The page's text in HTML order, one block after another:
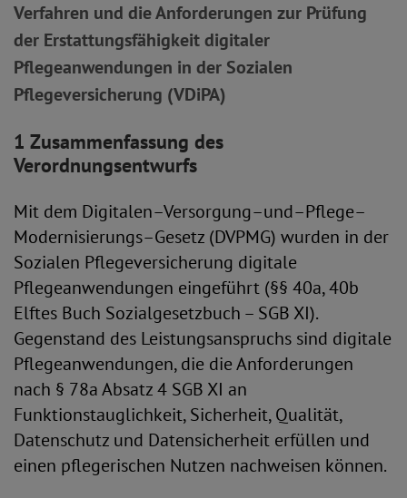
Verfahren und die Anforderungen zur Prüfung
der Erstattungsfähigkeit digitaler
Pflegeanwendungen in der Sozialen
Pflegeversicherung (VDiPA)
1 Zusammenfassung des
Verordnungsentwurfs
Mit dem Digitalen–Versorgung–und–Pflege–
Modernisierungs–Gesetz (DVPMG) wurden in der
Sozialen Pflegeversicherung digitale
Pflegeanwendungen eingeführt (§§ 40a, 40b
Elftes Buch Sozialgesetzbuch – SGB XI).
Gegenstand des Leistungsanspruchs sind digitale
Pflegeanwendungen, die die Anforderungen
nach § 78a Absatz 4 SGB XI an
Funktionstauglichkeit, Sicherheit, Qualität,
Datenschutz und Datensicherheit erfüllen und
einen pflegerischen Nutzen nachweisen können.